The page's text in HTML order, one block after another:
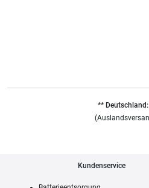
** Deutschland:
Kundenservice